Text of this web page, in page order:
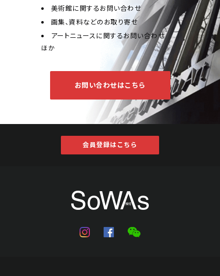
美術館に関するお問い合わせ
画集、資料などのお取り寄せ
アートニュースに関するお問い合わせ
ほか
お問い合わせはこちら
会員登録はこちら